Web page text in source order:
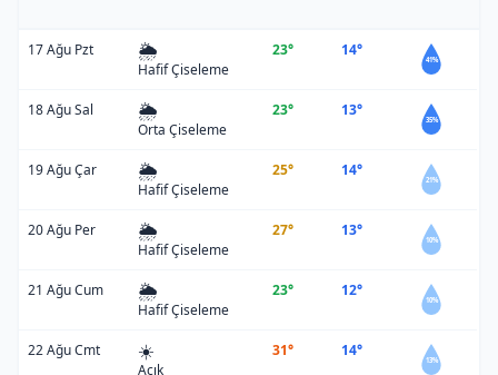
17 Ağu Pzt 🌦️
Hafif Çiseleme
23° 14°
41%
18 Ağu Sal 🌦️
Orta Çiseleme
23° 13°
35%
19 Ağu Çar 🌦️
Hafif Çiseleme
25° 14°
21%
20 Ağu Per 🌦️
Hafif Çiseleme
27° 13°
10%
21 Ağu Cum 🌦️
Hafif Çiseleme
23° 12°
10%
22 Ağu Cmt ☀️
Açık
31° 14°
13%